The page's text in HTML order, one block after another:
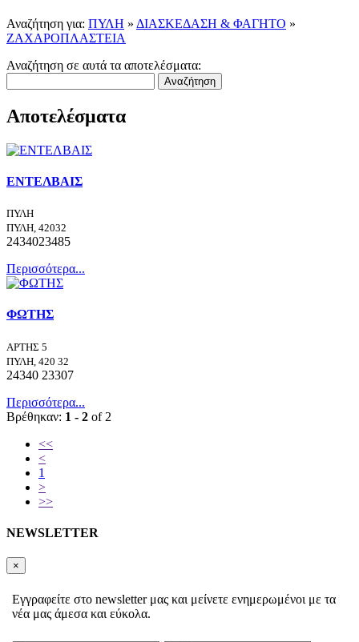
Αναζήτηση για: ΠΥΛΗ » ΔΙΑΣΚΕΔΑΣΗ & ΦΑΓΗΤΟ »
ΖΑΧΑΡΟΠΛΑΣΤΕΙΑ
Αναζήτηση σε αυτά τα αποτελέσματα:
Αναζήτηση
Αποτελέσματα
ΕΝΤΕΛΒΑΙΣ
ΠΥΛΗ
ΠΥΛΗ, 42032
2434023485
Περισσότερα...
ΦΩΤΗΣ
ΑΡΤΗΣ 5
ΠΥΛΗ, 420 32
24340 23307
Περισσότερα...
Βρέθηκαν: 1 - 2 of 2
<<
<
1
>
>>
NEWSLETTER
×
Εγγραφείτε στο newsletter μας και μείνετε ενημερωμένοι με τα
νέα μας άμεσα και εύκολα.